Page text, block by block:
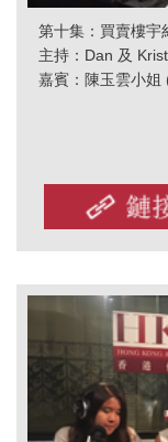
第十集：買賣樓宇
主持：Dan 及
嘉賓：陳玉雲小姐